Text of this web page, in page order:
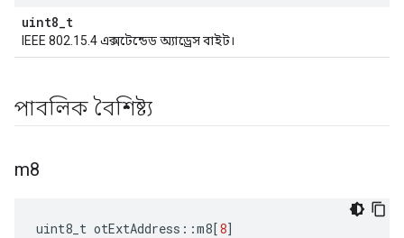
uint8_t
IEEE 802.15.4 এক্সটেন্ডেড অ্যাড্রেস বাইট।
পাবলিক বৈশিষ্ট্য
m8
uint8_t otExtAddress ::m8[8]